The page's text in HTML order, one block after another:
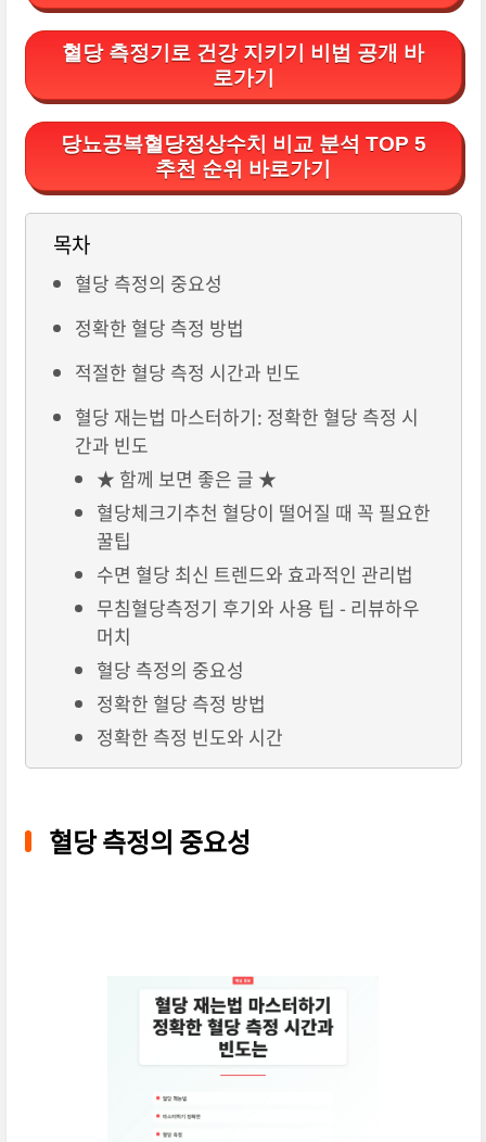
혈당 측정기로 건강 지키기 비법 공개 바
로가기
당뇨공복혈당정상수치 비교 분석 TOP 5
추천 순위 바로가기
목차
혈당 측정의 중요성
정확한 혈당 측정 방법
적절한 혈당 측정 시간과 빈도
혈당 재는법 마스터하기: 정확한 혈당 측정 시
간과 빈도
★ 함께 보면 좋은 글 ★
혈당체크기추천 혈당이 떨어질 때 꼭 필요한
꿀팁
수면 혈당 최신 트렌드와 효과적인 관리법
무침혈당측정기 후기와 사용 팁 - 리뷰하우
머치
혈당 측정의 중요성
정확한 혈당 측정 방법
정확한 측정 빈도와 시간
혈당 측정의 중요성